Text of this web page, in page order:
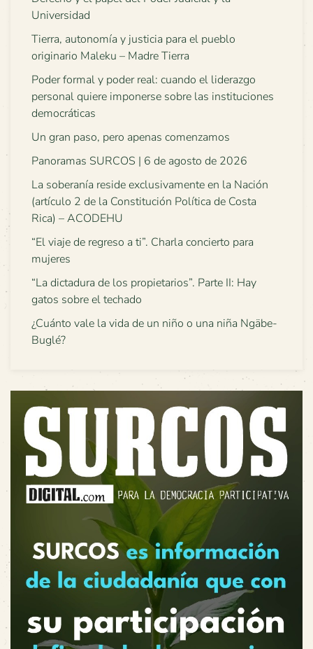
Universidad
Tierra, autonomía y justicia para el pueblo
originario Maleku – Madre Tierra
Poder formal y poder real: cuando el liderazgo
personal quiere imponerse sobre las instituciones
democráticas
Un gran paso, pero apenas comenzamos
Panoramas SURCOS | 6 de agosto de 2026
La soberanía reside exclusivamente en la Nación
(artículo 2 de la Constitución Política de Costa
Rica) – ACODEHU
“El viaje de regreso a ti”. Charla concierto para
mujeres
“La dictadura de los propietarios”. Parte II: Hay
gatos sobre el techado
¿Cuánto vale la vida de un niño o una niña Ngäbe-
Buglé?